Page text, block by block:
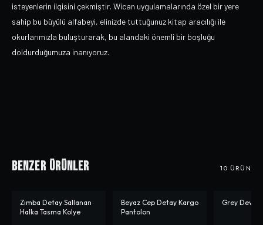
isteyenlerin ilgisini çekmiştir. Wican uygulamalarında özel bir yere
sahip bu büyülü alfabeyi, elinizde tuttuğunuz kitap aracılığı ile
okurlarımızla buluşturarak, bu alandaki önemli bir boşluğu
doldurduğumuza inanıyoruz.
Benzer Ürünler 10 ÜRÜN
-%10
Zımba Detay Sallanan
Halka Tasma Kolye
-%11
Beyaz Cep Detay Kargo
Pantolon
-%60
Grey